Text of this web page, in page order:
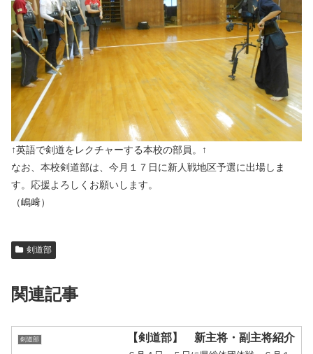
↑英語で剣道をレクチャーする本校の部員。↑
なお、本校剣道部は、今月１７日に新人戦地区予選に出場しま
す。応援よろしくお願いします。
（嶋﨑）
剣道部
関連記事
剣道部 【剣道部】 新主将・副主将紹介